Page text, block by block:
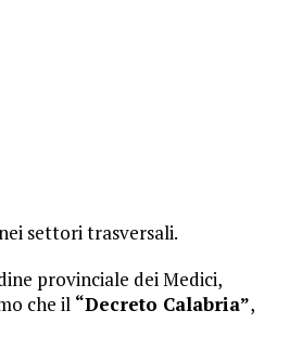
settori trasversali.
provinciale dei Medici,
che il “Decreto Calabria”,